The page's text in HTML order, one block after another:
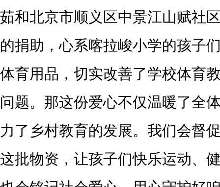
茹和北京市顺义区中景江山赋社
的捐助，心系喀拉峻小学的孩子
体育用品，切实改善了学校体育
问题。那这份爱心不仅温暖了全
力了乡村教育的发展。我们会督
这批物资，让孩子们快乐运动、